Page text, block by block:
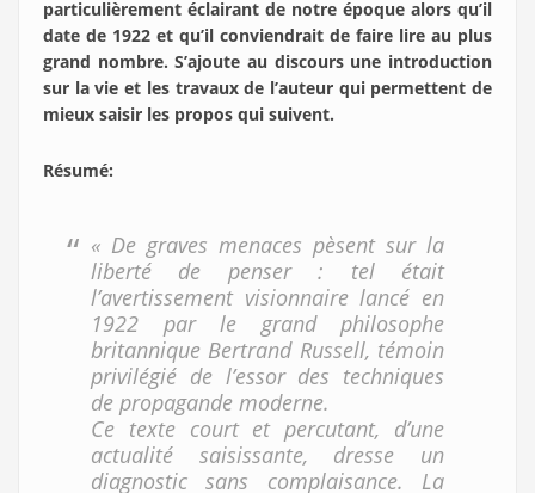
particulièrement éclairant de notre époque alors qu’il
date de 1922 et qu’il conviendrait de faire lire au plus
grand nombre. S’ajoute au discours une introduction
sur la vie et les travaux de l’auteur qui permettent de
mieux saisir les propos qui suivent.
Résumé:
« De graves menaces pèsent sur la
liberté de penser : tel était
l’avertissement visionnaire lancé en
1922 par le grand philosophe
britannique Bertrand Russell, témoin
privilégié de l’essor des techniques
de propagande moderne.
Ce texte court et percutant, d’une
actualité saisissante, dresse un
diagnostic sans complaisance. La